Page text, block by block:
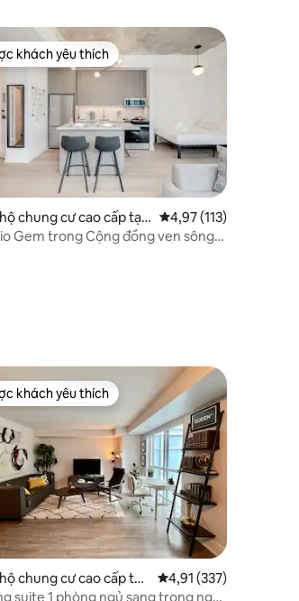
4,95/5, 108 đánh giá
khách yêu thích
khách yêu thích
chung cư cao cấp tại
Xếp hạng trung bình
4,97 (113)
Gem trong Cộng đồng ven sông
4,78/5, 171 đánh giá
khách yêu thích
khách yêu thích
chung cư cao cấp tại
Xếp hạng trung bình
4,91 (337)
suite 1 phòng ngủ sang trọng ngay